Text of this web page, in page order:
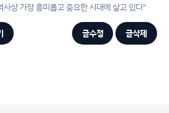
상 가장 흥미롭고 중요한 시대에 살고 있다"
글수정 글삭제